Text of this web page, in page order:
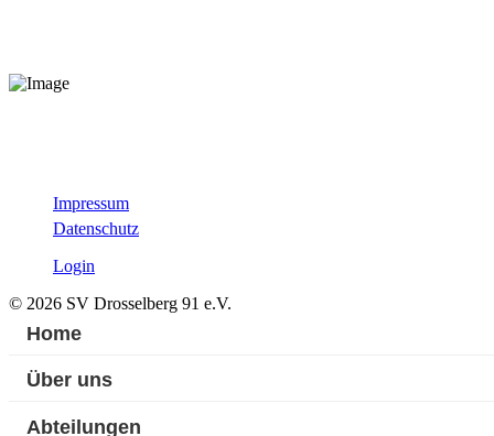
Impressum
Datenschutz
Login
© 2026 SV Drosselberg 91 e.V.
Home
Über uns
Abteilungen